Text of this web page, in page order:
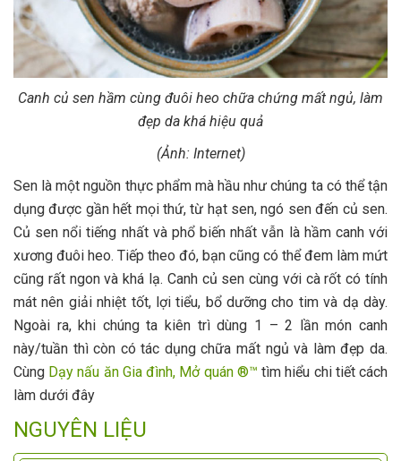
Canh củ sen hầm cùng đuôi heo chữa chứng mất ngủ, làm
đẹp da khá hiệu quả
(Ảnh: Internet)
Sen là một nguồn thực phẩm mà hầu như chúng ta có thể tận
dụng được gần hết mọi thứ, từ hạt sen, ngó sen đến củ sen.
Củ sen nổi tiếng nhất và phổ biến nhất vẫn là hầm canh với
xương đuôi heo. Tiếp theo đó, bạn cũng có thể đem làm mứt
cũng rất ngon và khá lạ. Canh củ sen cùng với cà rốt có tính
mát nên giải nhiệt tốt, lợi tiểu, bổ dưỡng cho tim và dạ dày.
Ngoài ra, khi chúng ta kiên trì dùng 1 – 2 lần món canh
này/tuần thì còn có tác dụng chữa mất ngủ và làm đẹp da.
Cùng Dạy nấu ăn Gia đình, Mở quán ®™ tìm hiểu chi tiết cách
làm dưới đây
NGUYÊN LIỆU